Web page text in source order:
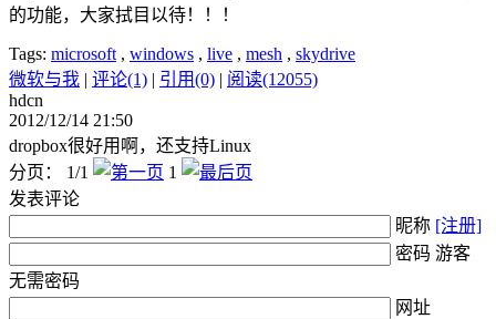
的功能，大家拭目以待！！！
Tags: microsoft, windows , live , mesh , skydrive
微软与我 | 评论(1) | 引用(0) | 阅读(12055)
hdcn
2012/12/14 21:50
dropbox很好用啊，还支持Linux
分页： 1/1
1
发表评论
昵称 [注册]
密码 游客
无需密码
网址